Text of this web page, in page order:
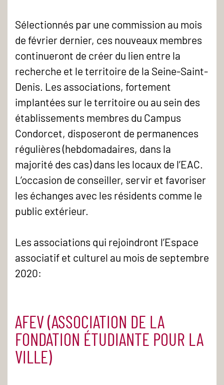
Sélectionnés par une commission au mois
de février dernier, ces nouveaux membres
continueront de créer du lien entre la
recherche et le territoire de la Seine-Saint-
Denis. Les associations, fortement
implantées sur le territoire ou au sein des
établissements membres du Campus
Condorcet, disposeront de permanences
régulières (hebdomadaires, dans la
majorité des cas) dans les locaux de l’EAC.
L’occasion de conseiller, servir et favoriser
les échanges avec les résidents comme le
public extérieur.
Les associations qui rejoindront l’Espace
associatif et culturel au mois de septembre
2020:
AFEV (ASSOCIATION DE LA
FONDATION ÉTUDIANTE POUR LA
VILLE)